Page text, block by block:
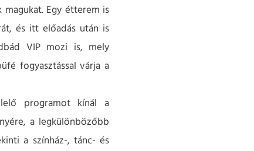
Egy étterem is
és itt előadás után is
VIP mozi is, mely
fogyasztással várja a
programot kínál a
a legkülönbözőbb
a színház-, tánc- és